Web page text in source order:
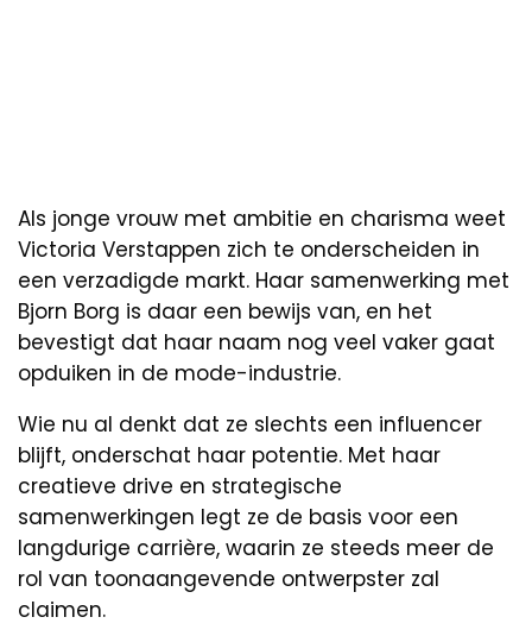
Als jonge vrouw met ambitie en charisma weet
Victoria Verstappen zich te onderscheiden in
een verzadigde markt. Haar samenwerking met
Bjorn Borg is daar een bewijs van, en het
bevestigt dat haar naam nog veel vaker gaat
opduiken in de mode-industrie.
Wie nu al denkt dat ze slechts een influencer
blijft, onderschat haar potentie. Met haar
creatieve drive en strategische
samenwerkingen legt ze de basis voor een
langdurige carrière, waarin ze steeds meer de
rol van toonaangevende ontwerpster zal
claimen.